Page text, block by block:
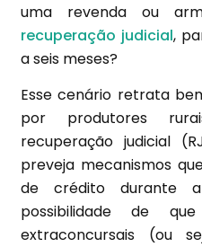
uma revenda ou
recuperação judicial,
a seis meses?
Esse cenário retrata
por produtores
recuperação judicial
preveja mecanismos
de crédito durante
possibilidade de
extraconcursais (ou